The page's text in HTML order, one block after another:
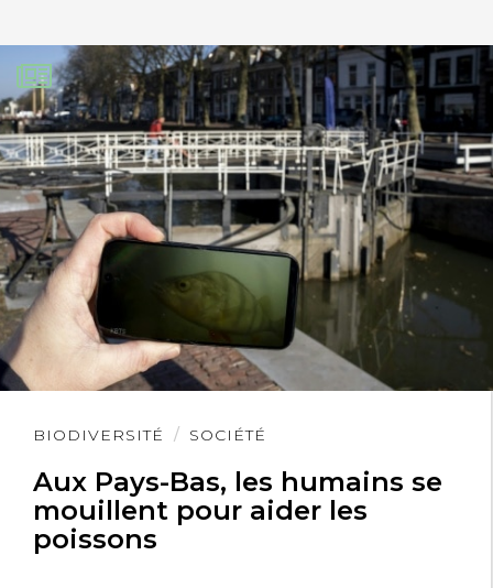
BIODIVERSITÉ SOCIÉTÉ
Aux Pays-Bas, les humains se
mouillent pour aider les
poissons
Lire